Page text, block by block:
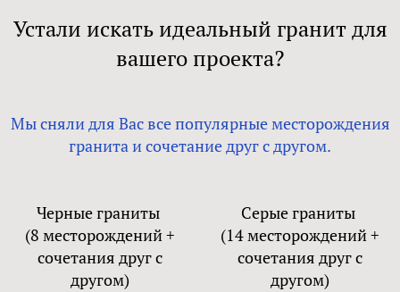
Устали искать идеальный гранит для
вашего проекта?
Мы сняли для Вас все популярные месторождения
гранита и сочетание друг с другом.
Черные граниты
(8 месторождений +
сочетания друг с
другом)
Серые граниты
(14 месторождений +
сочетания друг с
другом)